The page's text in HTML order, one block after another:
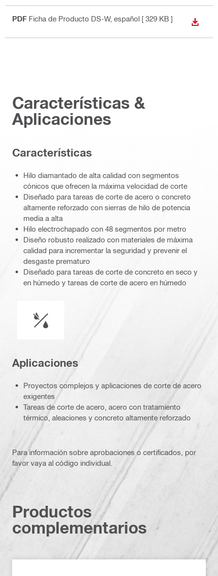
PDF Ficha de Producto DS-W, español [ 329 KB ]
Características &
Aplicaciones
Características
Hilo diamantado de alta calidad con segmentos
cónicos que ofrecen la máxima velocidad de corte
Diseñado para tareas de corte de acero o concreto
altamente reforzado con sierras de hilo de potencia
media a alta
Hilo electrochapado con 48 segmentos por metro
Diseño robusto realizado con materiales de máxima
calidad para incrementar la seguridad y prevenir el
desgaste prematuro
Diseñado para tareas de corte de concreto en seco y
en húmedo y tareas de corte de acero en húmedo
Aplicaciones
Proyectos complejos y aplicaciones de corte de acero
exigentes
Tareas de corte de acero, acero con tratamiento
térmico, aleaciones y concreto altamente reforzado
Para información sobre aprobaciones o certificados, por
favor vaya al código individual.
Productos
complementarios